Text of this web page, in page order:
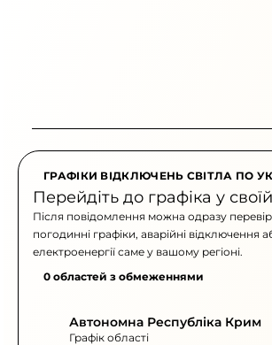
ГРАФІКИ ВІДКЛЮЧЕНЬ СВІТЛА ПО
Перейдіть до графіка у
Після повідомлення можна одразу
погодинні графіки, аварійні відключення
електроенергії саме у вашому регіоні.
0 областей з обмеженнями
Автономна Республіка Крим
Графік області